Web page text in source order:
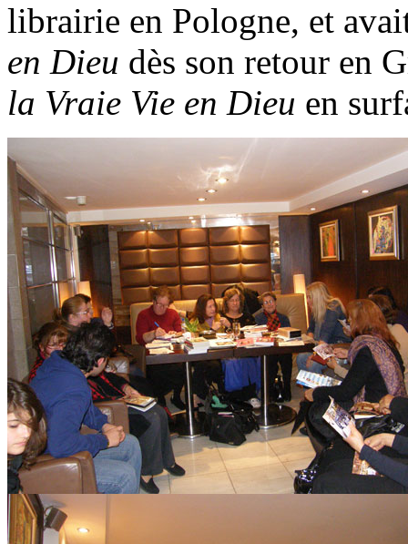
librairie en Pologne, et
en Dieu dès son retour en
la Vraie Vie en Dieu en